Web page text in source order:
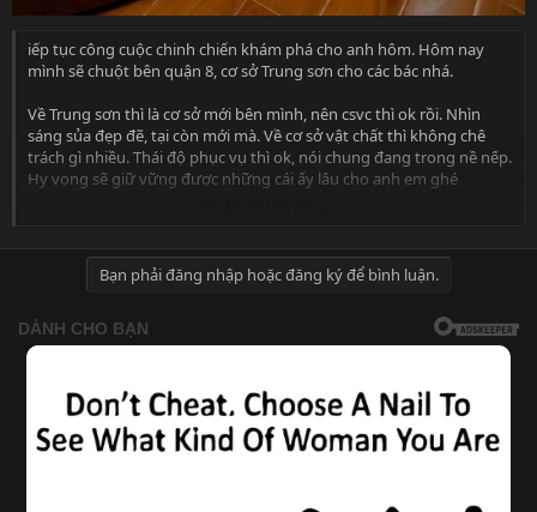
iếp tục công cuộc chinh chiến khám phá cho anh hôm. Hôm nay
mình sẽ chuột bên quận 8, cơ sở Trung sơn cho các bác nhá.
Về Trung sơn thì là cơ sở mới bên mình, nên csvc thì ok rồi. Nhìn
sáng sủa đẹp đẽ, tại còn mới mà. Về cơ sở vật chất thì không chê
trách gì nhiều. Thái độ phục vụ thì ok, nói chung đang trong nề nếp.
Hy vọng sẽ giữ vững được những cái ấy lâu cho anh em ghé
Chả nhẽ trúng hà mã, cá sấu. Không không không phải. Đang định
bụng vậy thì em cũng gõ cửa rồi bước vào. Mình đứng hình sau khi
Đời trai từ bụi trần phong sương đã thấm vai
Ngại chi niềm nhọc nhằn bao gian khó hiểm nguy
Mà sao vẫn ngập ngừng trước ánh mắt kiêu sa
Bạn phải đăng nhập hoặc đăng ký để bình luận.